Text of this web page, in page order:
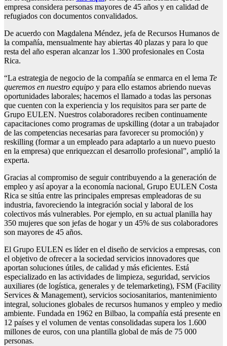
empresa considera personas mayores de 45 años y en calidad de
refugiados con documentos convalidados.
De acuerdo con Magdalena Méndez, jefa de Recursos Humanos de
la compañía, mensualmente hay abiertas 40 plazas y para lo que
resta del año esperan alcanzar los 1.300 profesionales en Costa
Rica.
“La estrategia de negocio de la compañía se enmarca en el lema Te
queremos en nuestro equipo y para ello estamos abriendo nuevas
oportunidades laborales; hacemos el llamado a todas las personas
que cuenten con la experiencia y los requisitos para ser parte de
Grupo EULEN. Nuestros colaboradores reciben continuamente
capacitaciones como programas de upskilling (dotar a un trabajador
de las competencias necesarias para favorecer su promoción) y
reskilling (formar a un empleado para adaptarlo a un nuevo puesto
en la empresa) que enriquezcan el desarrollo profesional”, amplió la
experta.
Gracias al compromiso de seguir contribuyendo a la generación de
empleo y así apoyar a la economía nacional, Grupo EULEN Costa
Rica se sitúa entre las principales empresas empleadoras de su
industria, favoreciendo la integración social y laboral de los
colectivos más vulnerables. Por ejemplo, en su actual planilla hay
350 mujeres que son jefas de hogar y un 45% de sus colaboradores
son mayores de 45 años.
El Grupo EULEN es líder en el diseño de servicios a empresas, con
el objetivo de ofrecer a la sociedad servicios innovadores que
aportan soluciones útiles, de calidad y más eficientes. Está
especializado en las actividades de limpieza, seguridad, servicios
auxiliares (de logística, generales y de telemarketing), FSM (Facility
Services & Management), servicios sociosanitarios, mantenimiento
integral, soluciones globales de recursos humanos y empleo y medio
ambiente. Fundada en 1962 en Bilbao, la compañía está presente en
12 países y el volumen de ventas consolidadas supera los 1.600
millones de euros, con una plantilla global de más de 75 000
personas.